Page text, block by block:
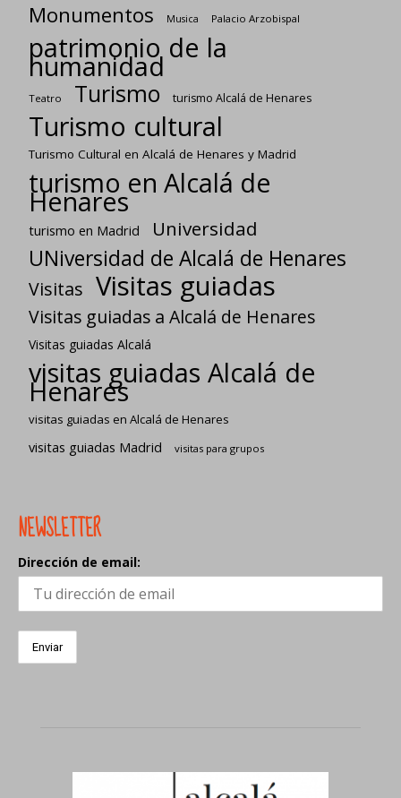
Monumentos Musica Palacio Arzobispal
patrimonio de la
humanidad
Teatro Turismo turismo Alcalá de Henares
Turismo cultural
Turismo Cultural en Alcalá de Henares y Madrid
turismo en Alcalá de
Henares
turismo en Madrid Universidad
UNiversidad de Alcalá de Henares
Visitas Visitas guiadas
Visitas guiadas a Alcalá de Henares
Visitas guiadas Alcalá
visitas guiadas Alcalá de
Henares
visitas guiadas en Alcalá de Henares
visitas guiadas Madrid visitas para grupos
NEWSLETTER
Dirección de email: